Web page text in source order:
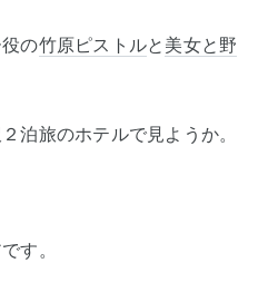
の竹原ピストルと 美女と野
泊旅のホテルで見ようか。
す。